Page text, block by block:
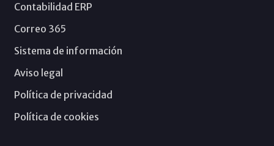
Contabilidad ERP
Correo 365
Sistema de información
Aviso legal
Política de privacidad
Política de cookies